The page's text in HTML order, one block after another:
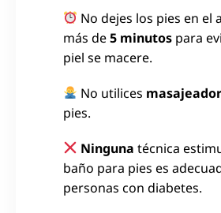
No dejes los pies en el
más de5 minutos para
piel se macere.
No utilices
pies.
Ninguna técnica
baño para pies es
personas con diabetes.